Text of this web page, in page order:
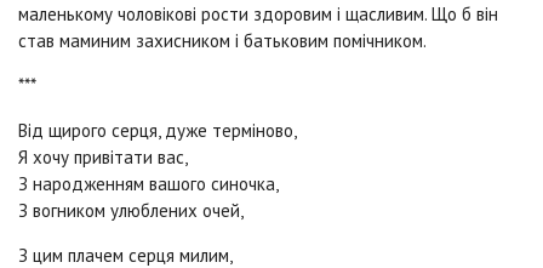
маленькому чоловікові рости здоровим і щасливим. Що б він
став маминим захисником і батьковим помічником.
***
Від щирого серця, дуже терміново,
Я хочу привітати вас,
З народженням вашого синочка,
З вогником улюблених очей,
З цим плачем серця милим,